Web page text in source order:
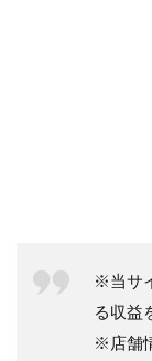
※当サ
る収益
※店舗